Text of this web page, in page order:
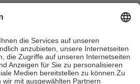
Zuzahlungen in Höhe von zehn
jedoch nie mehr als die tatsächlichen
auch für Online-Apotheken.
Krankenpflege beträgt die
Kosten sowie zehn Euro je